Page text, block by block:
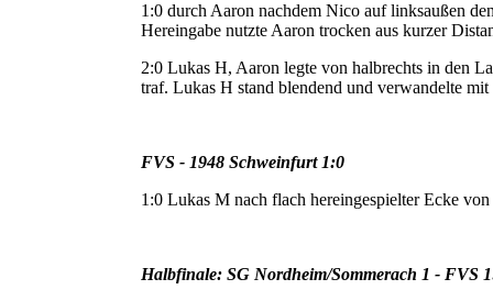
1:0 durch Aaron nachdem Nico auf linksaußen
Hereingabe nutzte Aaron trocken aus kurzer
2:0 Lukas H, Aaron legte von halbrechts in den
traf. Lukas H stand blendend und verwandelte
FVS - 1948 Schweinfurt 1:0
1:0 Lukas M nach flach hereingespielter Ecke
Halbfinale: SG Nordheim/Sommerach 1 - FVS